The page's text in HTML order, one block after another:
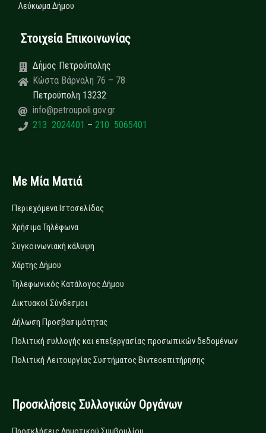
Λεύκωμα Δήμου
Στοιχεία Επικοινωνίας
Δήμος Πετρούπολης
Κώστα Βάρναλη 76 – 78
Πετρούπολη 13232
info@petroupoli.gov.gr
213 2024401 – 210 5065401
Με Μία Ματιά
Περιεχόμενα Ιστοσελίδας
Χρήσιμα Τηλέφωνα
Συγκοινωνιακή κάλυψη
Χάρτης Δήμου
Τηλεφωνικός Κατάλογος Δήμου
Δικτυακοί Σύνδεσμοι
Δήλωση Προσβασιμότητας
Πολιτική συλλογής και επεξεργασίας προσωπικών δεδομένων
Πολιτική Λειτουργίας Συστήματος Βιντεοεπιτήρησης
Προσκλήσεις Συλλογικών Οργάνων